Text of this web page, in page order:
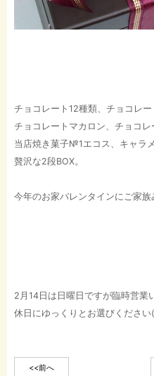
チョコレート12種類、チョコレー
チョコレートマカロン、チョコレ
当店焼き菓子№1エコス、キャラ
贅沢な2段BOX。
今年のお家バレンタインにご家族
2月14日は日曜日ですが臨時営業
休日にゆっくりとお選びください
<<前へ